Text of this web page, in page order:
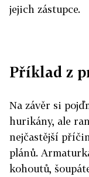
jejich zástupce.
Příklad z
Na závěr si
hurikány, ale
nejčastější
plánů.
kohoutů,